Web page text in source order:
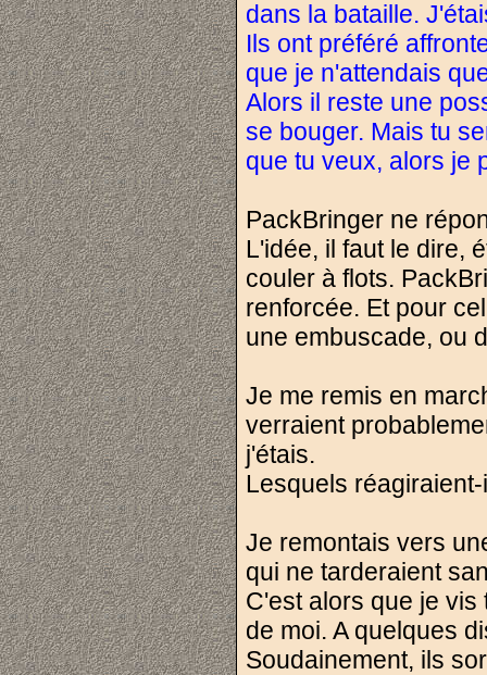
dans la bataille.
Ils ont préféré
que je n'attendais
Alors il reste une
se bouger. Mais tu
que tu veux, alors je
PackBringer ne
L'idée, il faut le dire,
couler à flots.
renforcée. Et pour
une embuscade, ou
Je me remis en
verraient
j'étais.
Lesquels
Je remontais vers
qui ne tarderaient
C'est alors que je
de moi. A quelques
Soudainement, ils